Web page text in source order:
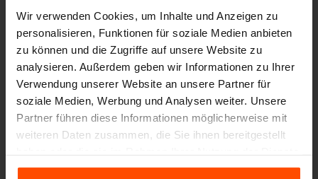
Wir verwenden Cookies, um Inhalte und Anzeigen zu
personalisieren, Funktionen für soziale Medien anbieten
zu können und die Zugriffe auf unsere Website zu
analysieren. Außerdem geben wir Informationen zu Ihrer
Verwendung unserer Website an unsere Partner für
soziale Medien, Werbung und Analysen weiter. Unsere
Partner führen diese Informationen möglicherweise mit
weiteren Daten zusammen, die Sie ihnen bereitgestellt
gesammelt haben.